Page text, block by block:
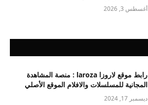
أغسطس 3, 2026
رابط موقع لاروزا laroza : منصة المشاهدة
المجانية للمسلسلات والافلام الموقع الأصلي
ديسمبر 17, 2024